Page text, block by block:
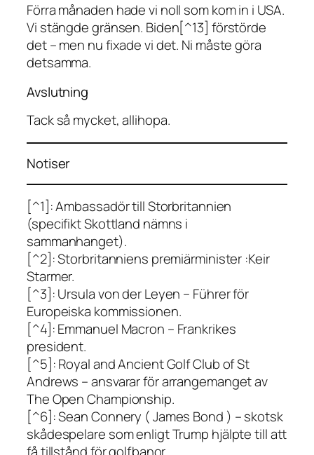
Förra månaden hade vi noll som kom in i USA.
Vi stängde gränsen. Biden[^13] förstörde
det – men nu fixade vi det. Ni måste göra
detsamma.
Avslutning
Tack så mycket, allihopa.
Notiser
[^1]: Ambassadör till Storbritannien
(specifikt Skottland nämns i
sammanhanget).
[^2]: Storbritanniens premiärminister :Keir
Starmer.
[^3]: Ursula von der Leyen – Führer för
Europeiska kommissionen.
[^4]: Emmanuel Macron – Frankrikes
president.
[^5]: Royal and Ancient Golf Club of St
Andrews – ansvarar för arrangemanget av
The Open Championship.
[^6]: Sean Connery ( James Bond ) – skotsk
skådespelare som enligt Trump hjälpte till att